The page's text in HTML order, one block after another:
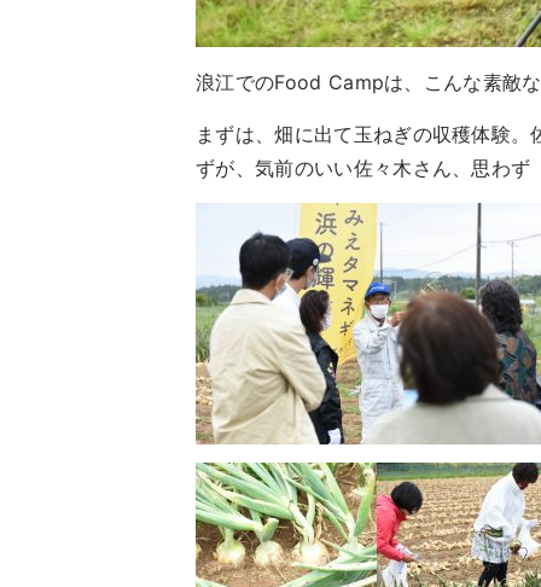
浪江でのFood Campは、こんな素敵
まずは、畑に出て玉ねぎの収穫体験
ずが、気前のいい佐々木さん、思わ